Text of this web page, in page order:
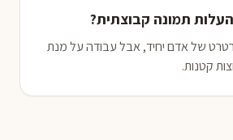
תמונה קבוצתית?
של אדם יחיד, אבל עבודה על מנת
קטנות.